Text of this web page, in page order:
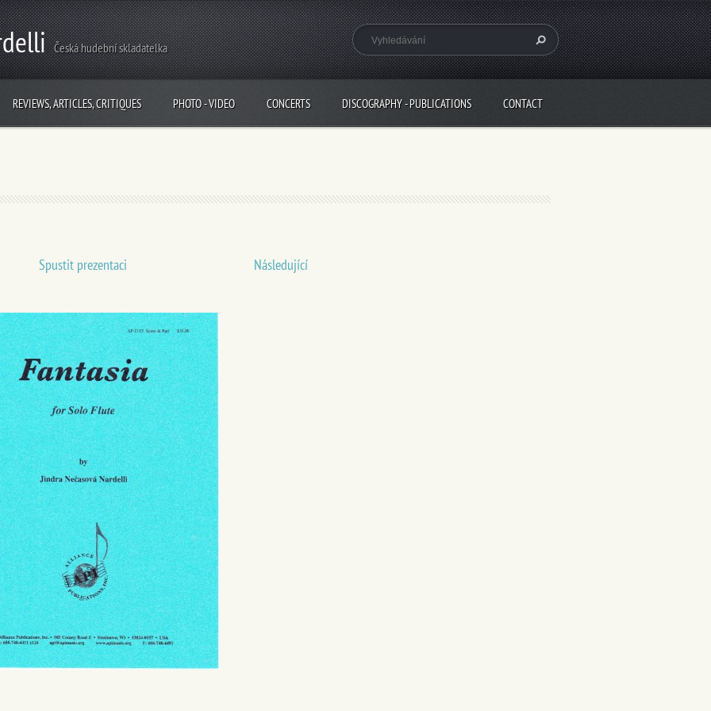
Česká hudební skladatelka
REVIEWS, ARTICLES, CRITIQUES PHOTO - VIDEO CONCERTS DISCOGRAPHY - PUBLICATIONS CONTACT
Spustit prezentaci Následující